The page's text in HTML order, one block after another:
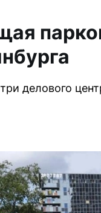
делового